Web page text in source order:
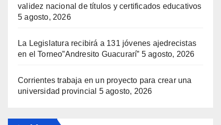
validez nacional de títulos y certificados educativos
5 agosto, 2026
La Legislatura recibirá a 131 jóvenes ajedrecistas
en el Torneo”Andresito Guacurarí” 5 agosto, 2026
Corrientes trabaja en un proyecto para crear una
universidad provincial 5 agosto, 2026